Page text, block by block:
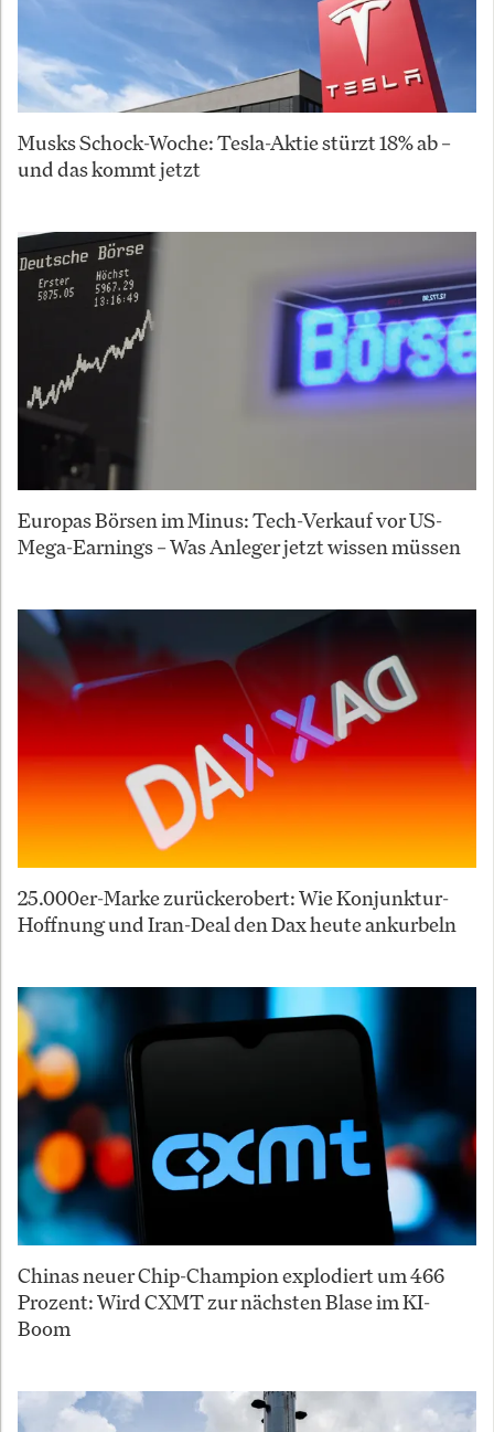
Musks Schock-Woche: Tesla-Aktie stürzt 18% ab –
und das kommt jetzt
Europas Börsen im Minus: Tech-Verkauf vor US-
Mega-Earnings – Was Anleger jetzt wissen müssen
25.000er-Marke zurückerobert: Wie Konjunktur-
Hoffnung und Iran-Deal den Dax heute ankurbeln
Chinas neuer Chip-Champion explodiert um 466
Prozent: Wird CXMT zur nächsten Blase im KI-
Boom